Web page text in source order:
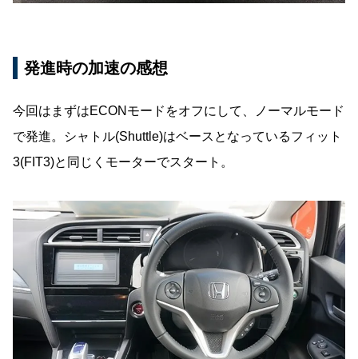
発進時の加速の感想
今回はまずはECONモードをオフにして、ノーマルモード
で発進。シャトル(Shuttle)はベースとなっているフィット
3(FIT3)と同じくモーターでスタート。